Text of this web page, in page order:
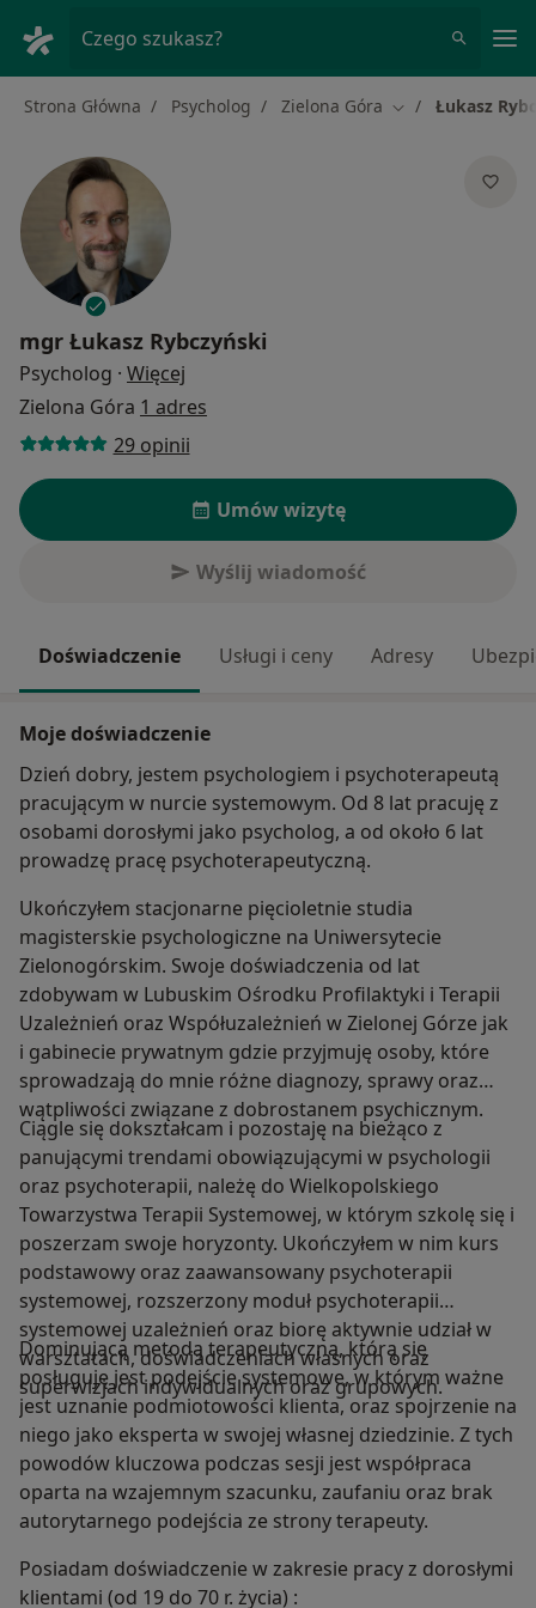
Czego szukasz?
Strona Główna Psycholog Zielona Góra Zmień miasto
Łukasz
mgr Łukasz Rybczyński
Psycholog · Więcej
Zielona Góra 1 adres
29 opinii
Umów wizytę
Wyślij wiadomość
Doświadczenie Usługi i ceny Adresy
Moje doświadczenie
Dzień dobry, jestem psychologiem i psychoterapeutą
pracującym w nurcie systemowym. Od 8 lat pracuję z
osobami dorosłymi jako psycholog, a od około 6 lat
prowadzę pracę psychoterapeutyczną.
Ukończyłem stacjonarne pięcioletnie studia
magisterskie psychologiczne na Uniwersytecie
Zielonogórskim. Swoje doświadczenia od lat
zdobywam w Lubuskim Ośrodku Profilaktyki i Terapii
Uzależnień oraz Współuzależnień w Zielonej Górze jak
i gabinecie prywatnym gdzie przyjmuję osoby, które
sprowadzają do mnie różne diagnozy, sprawy oraz
wątpliwości związane z dobrostanem psychicznym.
Ciągle się dokształcam i pozostaję na bieżąco z
panującymi trendami obowiązującymi w psychologii
oraz psychoterapii, należę do Wielkopolskiego
Towarzystwa Terapii Systemowej, w którym szkolę się i
poszerzam swoje horyzonty. Ukończyłem w nim kurs
podstawowy oraz zaawansowany psychoterapii
systemowej, rozszerzony moduł psychoterapii
systemowej uzależnień oraz biorę aktywnie udział w
warsztatach, doświadczeniach własnych oraz
superwizjach indywidualnych oraz grupowych.
Dominującą metodą terapeutyczną, którą się
posługuję jest podejście systemowe, w którym ważne
jest uznanie podmiotowości klienta, oraz spojrzenie na
niego jako eksperta w swojej własnej dziedzinie. Z tych
powodów kluczowa podczas sesji jest współpraca
oparta na wzajemnym szacunku, zaufaniu oraz brak
autorytarnego podejścia ze strony terapeuty.
Posiadam doświadczenie w zakresie pracy z dorosłymi
klientami (od 19 do 70 r. życia) :